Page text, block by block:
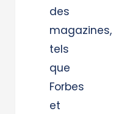
des
magazines,
tels
que
Forbes
et